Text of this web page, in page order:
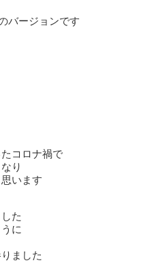
バージョンです
コロナ禍で
り
います
た
に
ました